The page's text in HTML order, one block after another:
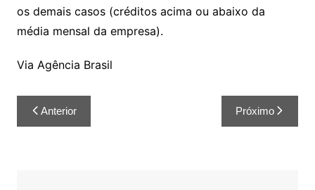
os demais casos (créditos acima ou abaixo da
média mensal da empresa).
Via Agência Brasil
Anterior Próximo